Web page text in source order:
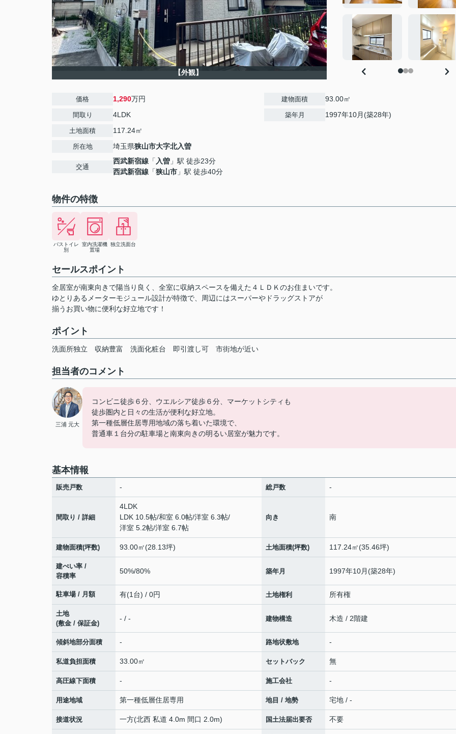
【外観】
価格 1,290万円
間取り 4LDK
土地面積 117.24㎡
所在地 埼玉県狭山市大字北入曽
交通
西武新宿線 「 入曽 」駅 徒歩23分
西武新宿線 「狭山市 」駅 徒歩40分
建物面積 93.00㎡
築年月 1997年10月(築28年)
物件の特徴
バストイレ
別
室内洗濯機
置場
独立洗面台
セールスポイント
全居室が南東向きで陽当り良く、全室に収納スペースを備えた４ＬＤＫのお住まいです。
ゆとりあるメーターモジュール設計が特徴で、周辺にはスーパーやドラッグストアが
揃うお買い物に便利な好立地です！
ポイント
洗面所独立 収納豊富 洗面化粧台 即引渡し可 市街地が近い
担当者のコメント
三浦 元大
コンビニ徒歩６分、ウエルシア徒歩６分、マーケットシティも
徒歩圏内と日々の生活が便利な好立地。
第一種低層住居専用地域の落ち着いた環境で、
普通車１台分の駐車場と南東向きの明るい居室が魅力です。
基本情報
販売戸数 - 総戸数 -
間取り / 詳細
4LDK
LDK 10.5帖/和室 6.0帖/洋室 6.3帖/
洋室 5.2帖/洋室 6.7帖
向き 南
建物面積(坪数) 93.00㎡(28.13坪) 土地面積(坪数) 117.24㎡(35.46坪)
建ぺい率 /
容積率
50%/80% 築年月 1997年10月(築28年)
駐車場 / 月額 有(1台) / 0円 土地権利 所有権
土地
(敷金 / 保証金)
- / - 建物構造 木造 / 2階建
傾斜地部分面積 - 路地状敷地 -
私道負担面積 33.00㎡ セットバック 無
高圧線下面積 - 施工会社 -
用途地域 第一種低層住居専用 地目 / 地勢 宅地 / -
接道状況 一方(北西 私道 4.0m 間口 2.0m) 国土法届出要否 不要